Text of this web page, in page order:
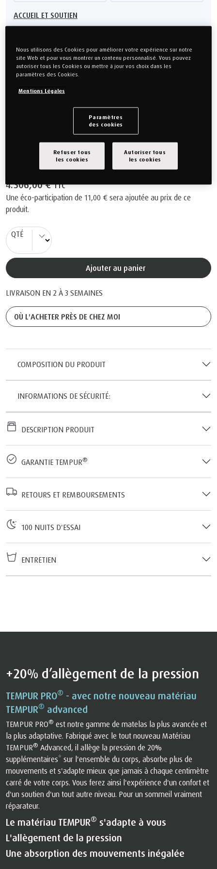
ACCUEIL ET SOUTIEN
Choisissez votre Épaisseur
PRO Luxe 32 cm
Matériau TEMPUR® ADVANCED
Technologie CoolQuilt™
Fabriqué au Danemark
OEKO-TEX® Made in Green
10 ans de Garantie
4.306,00 €TTC
Une éco-participation de 11,00 € sera ajoutée au prix de ce
produit.
QTÉ
Ajouter au panier
LIVRAISON EN 2 À 3 SEMAINES
OÙ L'ACHETER PRÈS DE CHEZ MOI
COMPOSITION DU PRODUIT
INFORMATIONS DE SÉCURITÉ:
DESCRIPTION PRODUIT
GARANTIE TEMPUR®
RETOURS ET REMBOURSEMENTS
100 NUITS D'ESSAI
ENTRETIEN
+20% d’allègement de la pression
TEMPUR PRO® - avec notre nouveau matériau
TEMPUR® advanced
TEMPUR PRO® est notre gamme de matelas la plus avancée et
la plus adaptative. Fabriqué avec le tout nouveau Matériau
TEMPUR® Advanced, il allège la pression de 20%
supplémentaires* sur l'ensemble du corps, absorbe plus de
mouvements et s'adapte mieux que jamais à chaque centimètre
carré de votre corps. Vous ferez ainsi l'expérience d'un confort et
d'un soutien d'un tout autre niveau. Pour un sommeil vraiment
réparateur.
Le matériau TEMPUR® s'adapte à vous
L'allègement de la pression
Une absorption des mouvements inégalée
Nous utilisons des Cookies pour améliorer votre expérience sur notre
site Web et pour vous montrer un contenu personnalisé. Vous pouvez
autoriser tous les Cookies ou mettre à jour vos choix dans les
paramètres des Cookies.
Mentions Légales
Paramètres
des cookies
Refuser tous
les cookies
Autoriser tous
les cookies